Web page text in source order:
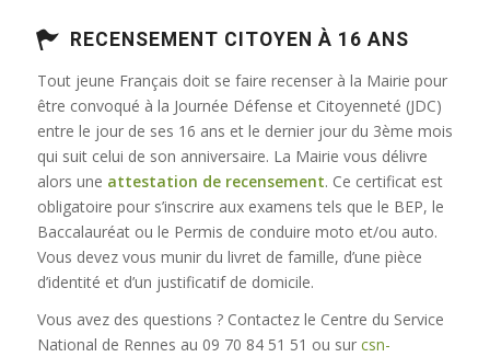
RECENSEMENT CITOYEN À 16 ANS
Tout jeune Français doit se faire recenser à la Mairie pour
être convoqué à la Journée Défense et Citoyenneté (JDC)
entre le jour de ses 16 ans et le dernier jour du 3ème mois
qui suit celui de son anniversaire. La Mairie vous délivre
alors une attestation de recensement. Ce certificat est
obligatoire pour s’inscrire aux examens tels que le BEP, le
Baccalauréat ou le Permis de conduire moto et/ou auto.
Vous devez vous munir du livret de famille, d’une pièce
d’identité et d’un justificatif de domicile.
Vous avez des questions ? Contactez le Centre du Service
National de Rennes au 09 70 84 51 51 ou sur csn-